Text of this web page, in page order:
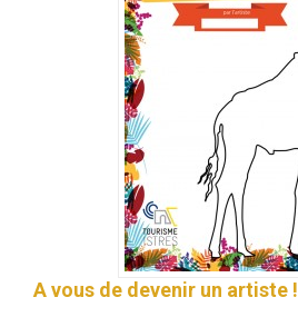
A vous de devenir un artiste !